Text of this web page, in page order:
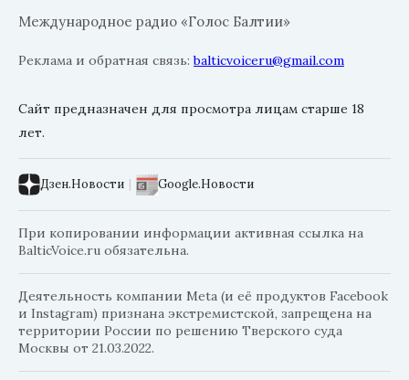
Международное радио «Голос Балтии»
Реклама и обратная связь:balticvoiceru@gmail.com
Сайт предназначен для просмотра лицам старше 18
лет.
Дзен.Новости | Google.Новости
При копировании информации активная ссылка на
BalticVoice.ru обязательна.
Деятельность компании Meta (и её продуктов Facebook
и Instagram) признана экстремистской, запрещена на
территории России по решению Тверского суда
Москвы от 21.03.2022.